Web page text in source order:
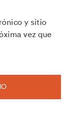
y sitio
vez que